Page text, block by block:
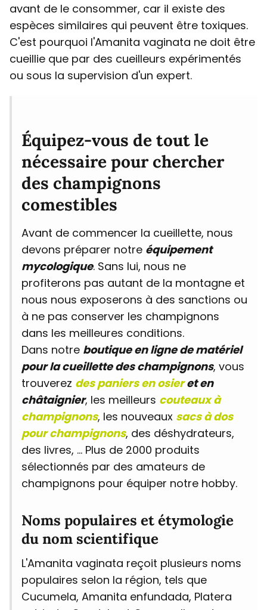
avant de le consommer, car il existe des
espèces similaires qui peuvent être toxiques.
C'est pourquoi l'Amanita vaginata ne doit être
cueillie que par des cueilleurs expérimentés
ou sous la supervision d'un expert.
Équipez-vous de tout le
nécessaire pour chercher
des champignons
comestibles
Avant de commencer la cueillette, nous
devons préparer notre équipement
mycologique. Sans lui, nous ne
profiterons pas autant de la montagne et
nous nous exposerons à des sanctions ou
à ne pas conserver les champignons
dans les meilleures conditions.
Dans notre boutique en ligne de matériel
pour la cueillette des champignons, vous
trouverez des paniers en osieret en
châtaignier, les meilleurs couteaux à
champignons, les nouveaux sacs à dos
pour champignons, des déshydrateurs,
des livres, ... Plus de 2000 produits
sélectionnés par des amateurs de
champignons pour équiper notre hobby.
Noms populaires et étymologie
du nom scientifique
L'Amanita vaginata reçoit plusieurs noms
populaires selon la région, tels que
Cucumela, Amanita enfundada, Platera